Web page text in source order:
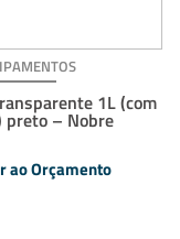
1L (com
preto – Nobre
ao Orçamento